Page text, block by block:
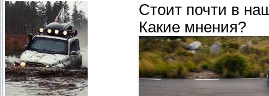
Стоит почти в
Какие мнения?